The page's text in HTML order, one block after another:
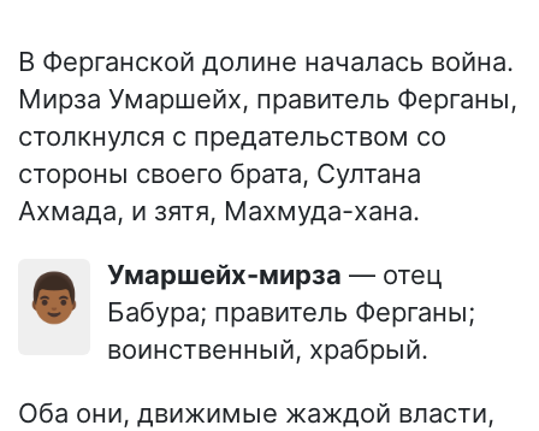
В Ферганской долине началась война.
Мирза Умаршейх, правитель Ферганы,
столкнулся с предательством со
стороны своего брата, Султана
Ахмада, и зятя, Махмуда-хана.
👨🏾 Умаршейх-мирза — отец
Бабура; правитель Ферганы;
воинственный, храбрый.
Оба они, движимые жаждой власти,